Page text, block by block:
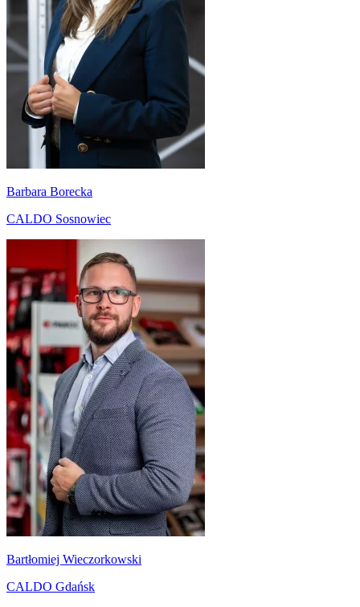
Barbara Borecka
CALDO Sosnowiec
Bartłomiej Wieczorkowski
CALDO Gdańsk